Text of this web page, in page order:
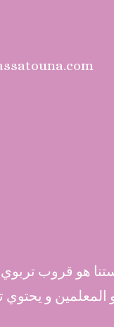
هو قروب تربوي
و المعلمين و